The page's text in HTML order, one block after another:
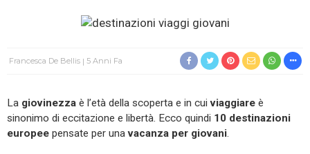
Francesca De Bellis 5 Anni Fa
La giovinezza è l’età della scoperta e in cuiviaggiare è
sinonimo di eccitazione e libertà. Ecco quindi 10 destinazioni
europee pensate per unavacanza per giovani.